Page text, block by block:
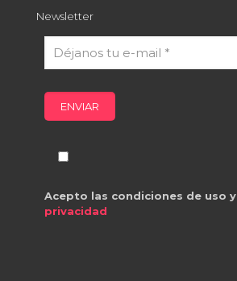
Newsletter
Acepto las condiciones de uso y
privacidad